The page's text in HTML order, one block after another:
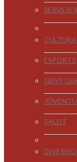
SERVEIS
CULTURA
ESPORTS
GENT
SALUT